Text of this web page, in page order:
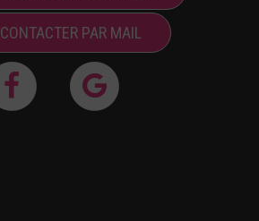
CONTACTER PAR MAIL